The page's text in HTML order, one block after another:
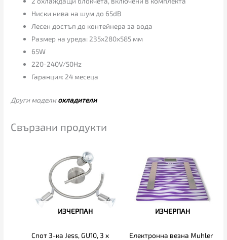
Ниски нива на шум до 65dB
Лесен достъп до контейнера за вода
Размер на уреда: 235х280х585 мм
65W
220-240V/50Hz
Гаранция: 24 месеца
Други моделиохладители
Свързани продукти
ИЗЧЕРПАН
Спот 3-ка Jess, GU10, 3 x
ИЗЧЕРПАН
Електронна везна Muhler